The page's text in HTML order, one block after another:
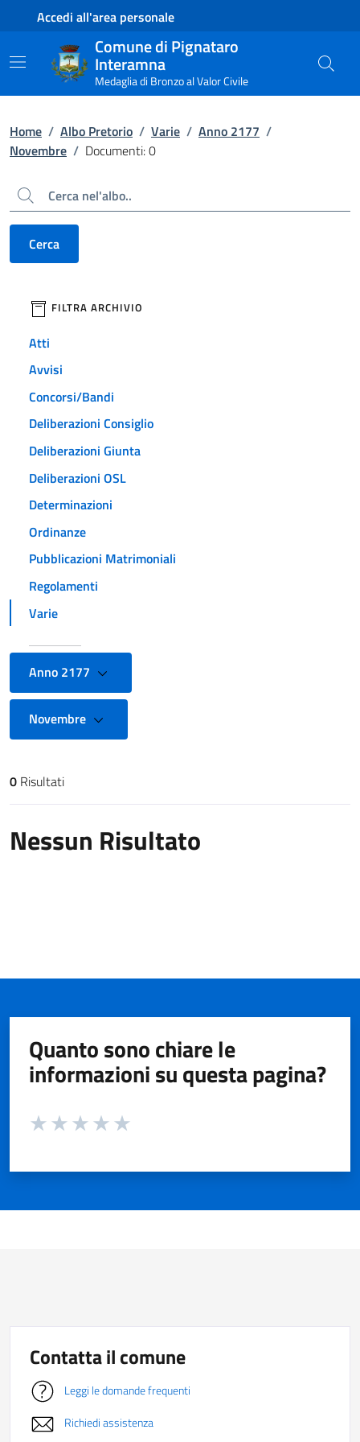
Contenuto principale
Piede di paginaAccedi all'area personale
Comune di Pignataro
Interamna
Medaglia di Bronzo al Valor Civile
Home / Albo Pretorio / Varie / Anno 2177 /
Novembre / Documenti: 0
Cerca
Cerca
filtri da applicare
FILTRA ARCHIVIO
Atti
Avvisi
Concorsi/Bandi
Deliberazioni Consiglio
Deliberazioni Giunta
Deliberazioni OSL
Determinazioni
Ordinanze
Pubblicazioni Matrimoniali
Regolamenti
Varie
Anno 2177
Novembre
Risultati di ricerca
0 Risultati
Nessun Risultato
Quanto sono chiare le
informazioni su questa pagina?
Valuta da 1 a 5 stelle la pagina
Contatta il comune
Leggi le domande frequenti
Richiedi assistenza